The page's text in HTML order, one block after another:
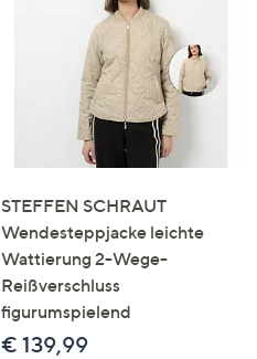
bzw.
rechts,
um
diese
anzuzeigen.
STEFFEN SCHRAUT
Wendesteppjacke leichte
Wattierung 2-Wege-
Reißverschluss
figurumspielend
€ 139,99